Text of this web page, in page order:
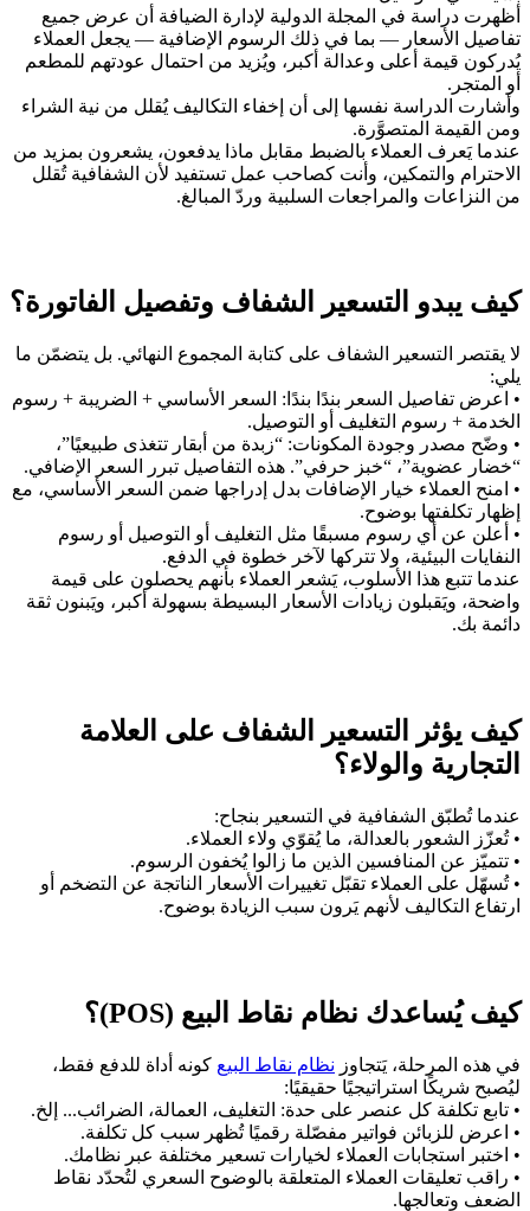
أظهرت دراسة في المجلة الدولية لإدارة الضيافة أن عرض جميع
تفاصيل الأسعار — بما في ذلك الرسوم الإضافية — يجعل العملاء
يُدركون قيمة أعلى وعدالة أكبر، ويُزيد من احتمال عودتهم للمطعم
أو المتجر.
وأشارت الدراسة نفسها إلى أن إخفاء التكاليف يُقلل من نية الشراء
ومن القيمة المتصوَّرة.
عندما يَعرف العملاء بالضبط مقابل ماذا يدفعون، يشعرون بمزيد من
الاحترام والتمكين، وأنت كصاحب عمل تستفيد لأن الشفافية تُقلل
من النزاعات والمراجعات السلبية وردّ المبالغ.
كيف يبدو التسعير الشفاف وتفصيل الفاتورة؟
لا يقتصر التسعير الشفاف على كتابة المجموع النهائي. بل يتضمّن ما
يلي:
• اعرض تفاصيل السعر بندًا بندًا: السعر الأساسي + الضريبة + رسوم
الخدمة + رسوم التغليف أو التوصيل.
• وضّح مصدر وجودة المكونات: “زبدة من أبقار تتغذى طبيعيًا”،
“خضار عضوية”، “خبز حرفي”. هذه التفاصيل تبرر السعر الإضافي.
• امنح العملاء خيار الإضافات بدل إدراجها ضمن السعر الأساسي، مع
إظهار تكلفتها بوضوح.
• أعلن عن أي رسوم مسبقًا مثل التغليف أو التوصيل أو رسوم
النفايات البيئية، ولا تتركها لآخر خطوة في الدفع.
عندما تتبع هذا الأسلوب، يَشعر العملاء بأنهم يحصلون على قيمة
واضحة، ويَقبلون زيادات الأسعار البسيطة بسهولة أكبر، ويَبنون ثقة
دائمة بك.
كيف يؤثر التسعير الشفاف على العلامة
التجارية والولاء؟
عندما تُطبّق الشفافية في التسعير بنجاح:
• تُعزّز الشعور بالعدالة، ما يُقوّي ولاء العملاء.
• تتميّز عن المنافسين الذين ما زالوا يُخفون الرسوم.
• تُسهّل على العملاء تقبّل تغييرات الأسعار الناتجة عن التضخم أو
ارتفاع التكاليف لأنهم يَرون سبب الزيادة بوضوح.
كيف يُساعدك نظام نقاط البيع (POS)؟
في هذه المرحلة، يَتجاوز نظام نقاط البيع كونه أداة للدفع فقط،
ليُصبح شريكًا استراتيجيًا حقيقيًا:
• تابع تكلفة كل عنصر على حدة: التغليف، العمالة، الضرائب... إلخ.
• اعرض للزبائن فواتير مفصّلة رقميًا تُظهر سبب كل تكلفة.
• اختبر استجابات العملاء لخيارات تسعير مختلفة عبر نظامك.
• راقب تعليقات العملاء المتعلقة بالوضوح السعري لتُحدّد نقاط
الضعف وتعالجها.